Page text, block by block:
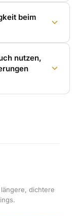
beim
nutzen,
dichtere